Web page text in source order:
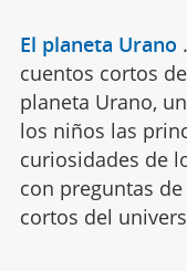
El planeta Urano .
cuentos cortos
planeta Urano,
los niños las
curiosidades de
con preguntas
cortos del